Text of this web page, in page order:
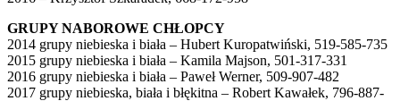
GRUPY NABOROWE CHŁOPCY
2014 grupy niebieska i biała – Hubert Kuropatwiński, 519-585-735
2015 grupy niebieska i biała – Kamila Majson, 501-317-331
2016 grupy niebieska i biała – Paweł Werner, 509-907-482
2017 grupy niebieska, biała i błękitna – Robert Kawałek, 796-887-